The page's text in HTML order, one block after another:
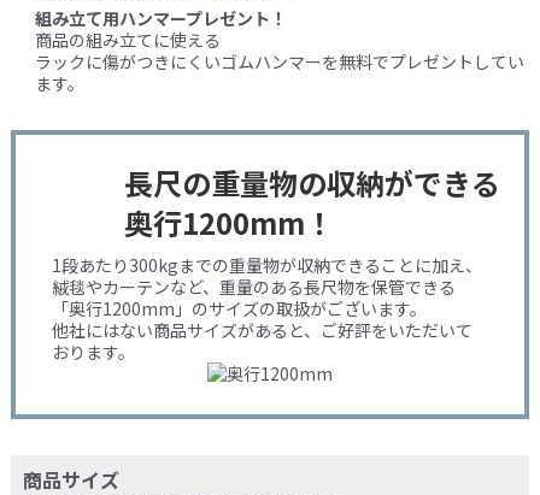
組み立て用ハンマープレゼント！
商品の組み立てに使える
ラックに傷がつきにくいゴムハンマーを無料でプレゼントしてい
ます。
長尺の重量物の収納ができる
奥行1200mm！
1段あたり300kgまでの重量物が収納できることに加え、
絨毯やカーテンなど、重量のある長尺物を保管できる
「奥行1200mm」のサイズの取扱がございます。
他社にはない商品サイズがあると、ご好評をいただいて
おります。
商品サイズ